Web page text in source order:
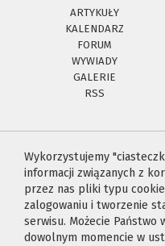
ARTYKUŁY
KALENDARZ
FORUM
WYWIADY
GALERIE
RSS
Wykorzystujemy
informacji związanych z
przez nas pliki typu
zalogowaniu i tworzenie
serwisu. Możecie Państwo
dowolnym momencie w